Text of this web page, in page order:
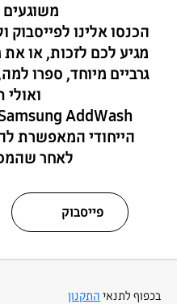
משוגעים
הכנסו אלינו לפייסבוק
מגיע לכם לזכות, או את
גרביים מיוחד, ספרו
ואולי
הייחודי המאפשרת
לאחר
פייסבוק
בכפוף לתנאי התקנון